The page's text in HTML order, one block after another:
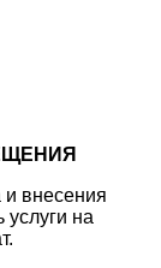
и внесения
на